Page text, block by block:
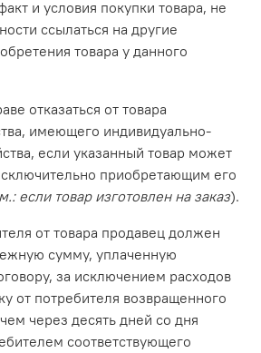
и условия покупки товара, не
ссылаться на другие
товара у данного
отказаться от товара
имеющего индивидуально-
если указанный товар может
приобретающим его
если товар изготовлен на заказ).
от товара продавец должен
сумму, уплаченную
за исключением расходов
от потребителя возвращенного
через десять дней со дня
соответствующего